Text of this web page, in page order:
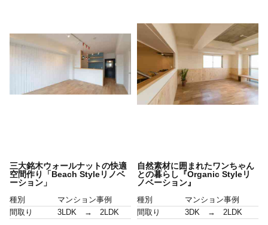
三大銘木ウォールナットの快適
空間作り「Beach Styleリノベ
ーション」
種別
マンション事例
間取り
3LDK → 2LDK
自然素材に囲まれたワンちゃん
との暮らし『Organic Styleリ
ノベーション』
種別
マンション事例
間取り
3DK → 2LDK